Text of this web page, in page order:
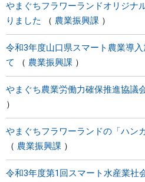
やまぐちフラワーランドオリジナ
りました
農業振興課
令和3年度山口県スマート農業導
て
農業振興課
やまぐち農業労働力確保推進協議
やまぐちフラワーランドの「ハン
農業振興課
令和3年度第1回スマート水産業社